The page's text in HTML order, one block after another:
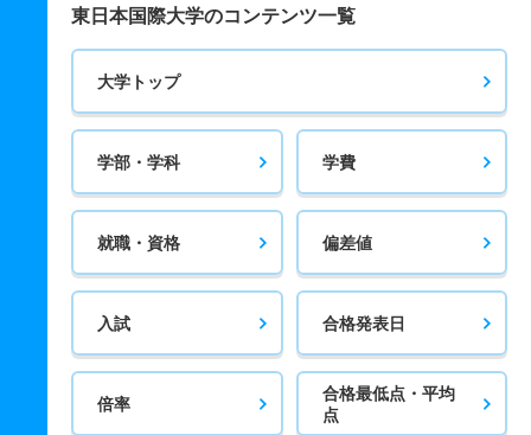
東日本国際大学のコンテンツ一覧
大学トップ
学部・学科 学費
就職・資格 偏差値
入試 合格発表日
倍率
合格最低点・平均
点